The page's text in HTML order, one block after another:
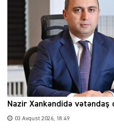
Nazir Xankəndidə vətəndaş
03 Avqust 2026, 18:49